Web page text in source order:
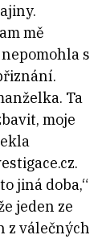
mě
s
Ta
moje
jiná doba,“
jeden ze
z válečných